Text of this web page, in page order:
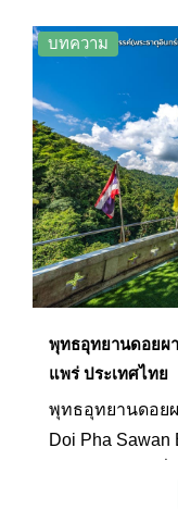
ต่อกันเกี่ยวกับสถ
บทความ
พุทธอุทยานดอยผ
แพร่ ประเทศไทย
พุทธอุทยานดอย
Doi Pha Sawan
จำลอง และองค์